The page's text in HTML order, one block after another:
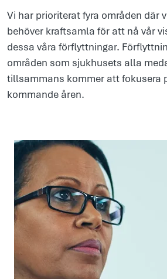
Vi har prioriterat fyra områden där
behöver kraftsamla för att nå vår
dessa våra förflyttningar.
områden som sjukhusets alla
tillsammans kommer att fokusera
kommande åren.